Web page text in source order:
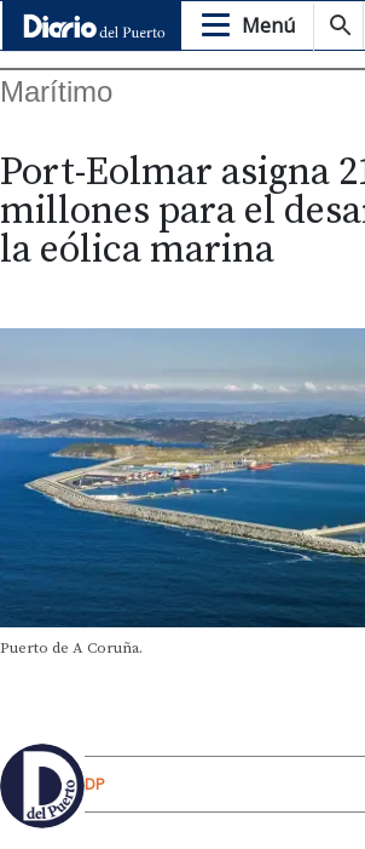
Menú
Marítimo
Port-Eolmar asigna
millones para el
la eólica marina
Puerto de A Coruña.
DP